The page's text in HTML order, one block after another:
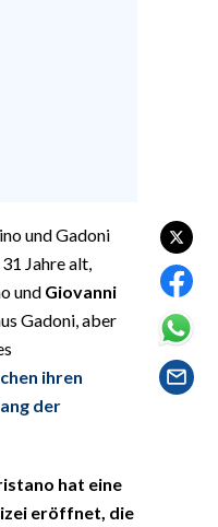
und Gadoni
, 31 Jahre alt,
und Giovanni
Gadoni, aber
ihren
der
hat eine
eröffnet, die